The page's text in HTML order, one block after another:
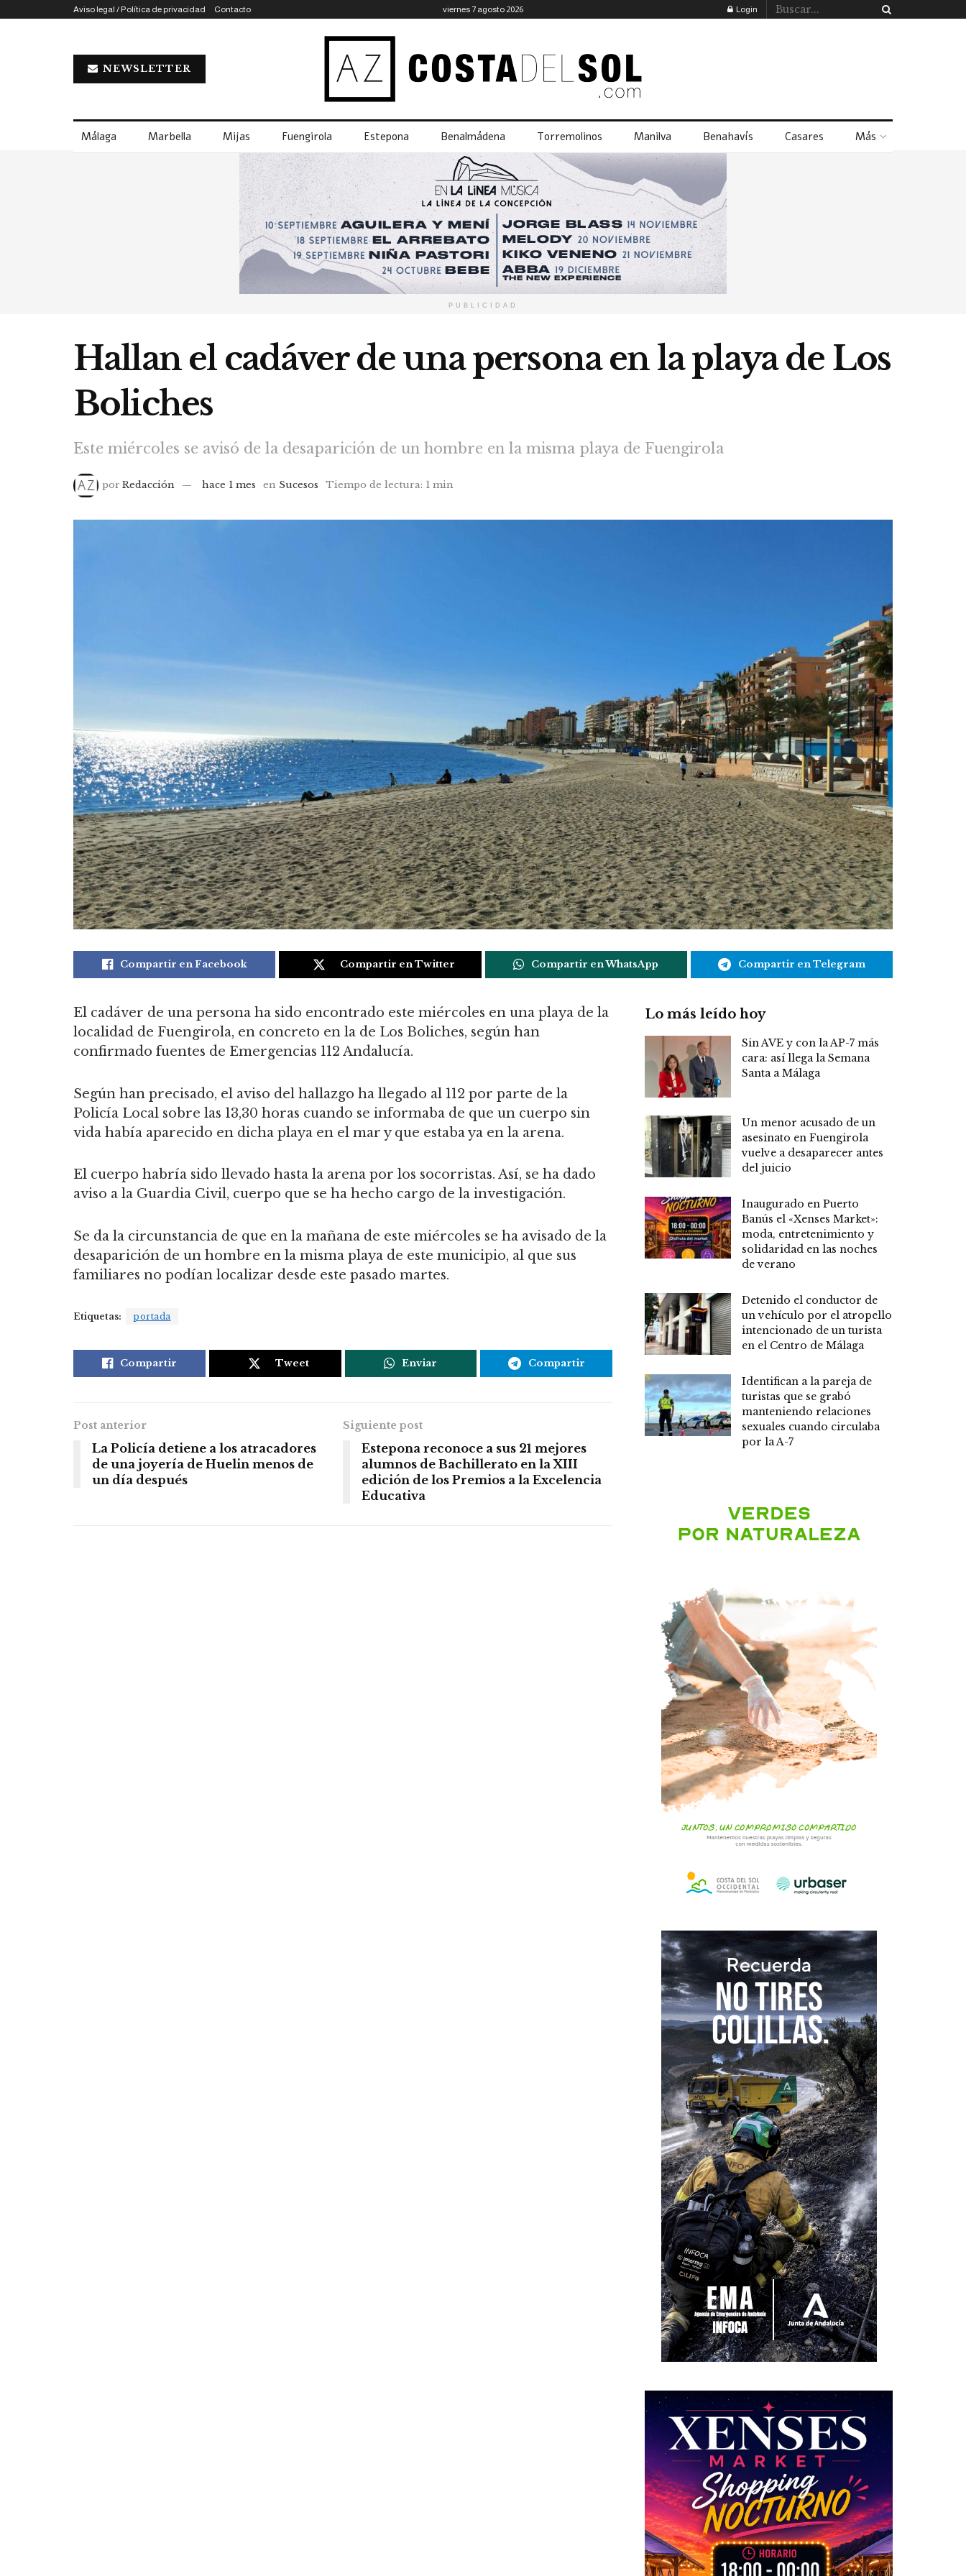
Aviso legal / Política de privacidad Contacto viernes 7 agosto 2026 Login
NEWSLETTER
Málaga Marbella Mijas Fuengirola Estepona Benalmádena Torremolinos Manilva Benahavís Casares Más
PUBLICIDAD
Hallan el cadáver de una persona en la playa de Los
Boliches
Este miércoles se avisó de la desaparición de un hombre en la misma playa de Fuengirola
por Redacción hace 1 mes en Sucesos Tiempo de lectura: 1 min
Compartir en Facebook Compartir en Twitter Compartir en WhatsApp Compartir en Telegram
El cadáver de una persona ha sido encontrado este miércoles en una playa de la
localidad de Fuengirola, en concreto en la de Los Boliches, según han
confirmado fuentes de Emergencias 112 Andalucía.
Según han precisado, el aviso del hallazgo ha llegado al 112 por parte de la
Policía Local sobre las 13,30 horas cuando se informaba de que un cuerpo sin
vida había aparecido en dicha playa en el mar y que estaba ya en la arena.
El cuerpo habría sido llevado hasta la arena por los socorristas. Así, se ha dado
aviso a la Guardia Civil, cuerpo que se ha hecho cargo de la investigación.
Se da la circunstancia de que en la mañana de este miércoles se ha avisado de la
desaparición de un hombre en la misma playa de este municipio, al que sus
familiares no podían localizar desde este pasado martes.
Etiquetas: portada
Compartir Tweet Enviar Compartir
Post anterior
La Policía detiene a los atracadores
de una joyería de Huelin menos de
un día después
Siguiente post
Estepona reconoce a sus 21 mejores
alumnos de Bachillerato en la XIII
edición de los Premios a la Excelencia
Educativa
Lo más leído hoy
Sin AVE y con la AP-7 más
cara: así llega la Semana
Santa a Málaga
Un menor acusado de un
asesinato en Fuengirola
vuelve a desaparecer antes
del juicio
Inaugurado en Puerto
Banús el «Xenses Market»:
moda, entretenimiento y
solidaridad en las noches
de verano
Detenido el conductor de
un vehículo por el atropello
intencionado de un turista
en el Centro de Málaga
Identifican a la pareja de
turistas que se grabó
manteniendo relaciones
sexuales cuando circulaba
por la A-7